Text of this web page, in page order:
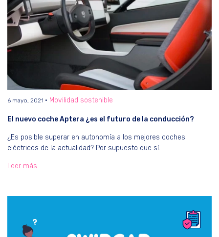
6 mayo, 2021 Movilidad sostenible
El nuevo coche Aptera ¿es el futuro de la conducción?
¿Es posible superar en autonomía a los mejores coches
eléctricos de la actualidad? Por supuesto que sí.
Leer más